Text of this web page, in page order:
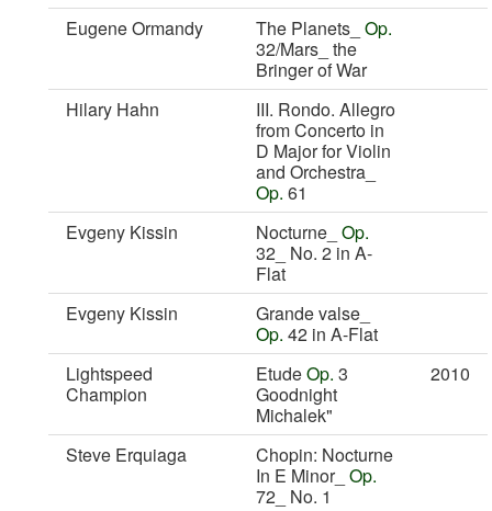
Eugene Ormandy
The Planets_ Op.
32/Mars_ the
Bringer of War
Hilary Hahn
III. Rondo. Allegro
from Concerto in
D Major for Violin
and Orchestra_
Op. 61
Evgeny Kissin
Nocturne_ Op.
32_ No. 2 in A-
Flat
Evgeny Kissin
Grande valse_
Op. 42 in A-Flat
Lightspeed
Champion
EtudeOp. 3
Goodnight
Michalek"
2010
Steve Erquiaga
Chopin: Nocturne
In E Minor_ Op.
72_ No. 1